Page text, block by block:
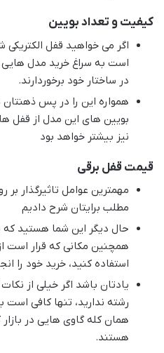
کیفیت و تعداد بویین
اگر می خواهید قفل الکتریکی
است به سراغ خرید مدل هایی
در ساختار خود برخوردارند.
همواره این را در پس
بویین های این مدل از قفل
نیز بیشتر خواهد بود
قیمت قفل برقی
مهمترین عوامل تاثیرگذار
مطلب برایتان شرح دادیم
حال دیگر این شما هستید که
همچنین مکانی که قرار است
استفاده کنید، خرید خود را
یادتان باشد اگر خیلی از
رشته ندارید، تنها کافی است
همان کله گاوی هایی در بازار
هستند.